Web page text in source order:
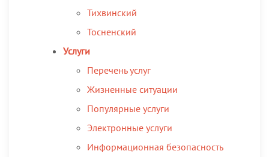
Тихвинский
Тосненский
Услуги
Перечень услуг
Жизненные ситуации
Популярные услуги
Электронные услуги
Информационная безопасность